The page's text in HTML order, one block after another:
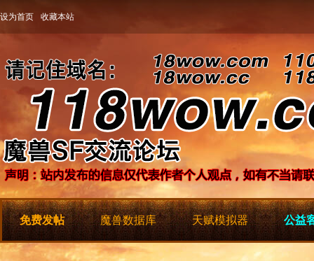
设为首页 收藏本站
免费发帖 魔兽数据库 天赋模拟器 公益